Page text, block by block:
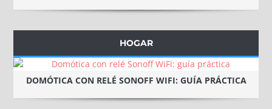
HOGAR
DOMÓTICA CON RELÉ SONOFF WIFI: GUÍA PRÁCTICA